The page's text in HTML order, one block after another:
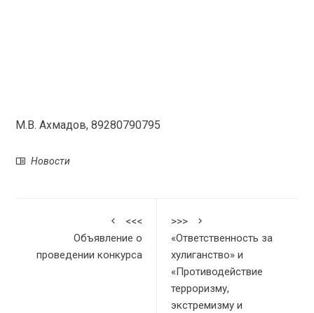
М.В. Ахмадов, 89280790795
Новости
<<<
Объявление о
проведении конкурса
>>>
«Ответственность за
хулиганство» и
«Противодействие
терроризму,
экстремизму и